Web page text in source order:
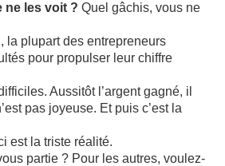
ne les voit ? Quel gâchis, vous ne
la plupart des entrepreneurs
pour propulser leur chiffre
Aussitôt l’argent gagné, il
pas joyeuse. Et puis c’est la
est la triste réalité.
partie ? Pour les autres, voulez-